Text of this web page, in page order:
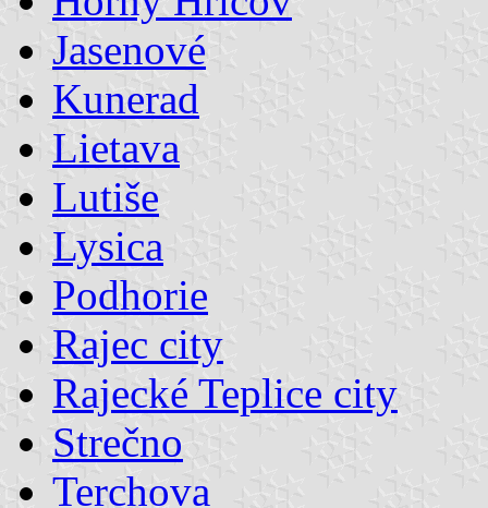
Jasenové
Kunerad
Lietava
Lutiše
Lysica
Podhorie
Rajec city
Rajecké Teplice city
Strečno
Terchova